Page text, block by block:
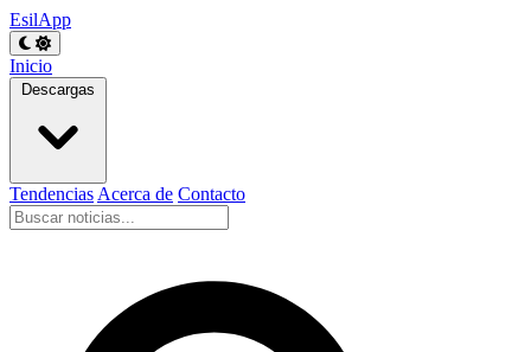
EsilApp
Inicio
Descargas
Tendencias Acerca de Contacto